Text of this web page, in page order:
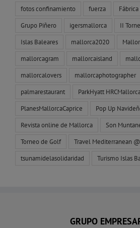
fotos confinamiento fuerza
Grupo Piñero igersmallorca II
Islas Baleares mallorca2020
mallorcagram mallorcaisland
mallorcalovers mallorcaphotographer
palmarestaurant ParkHyatt
PlanesMallorcaCaprice Pop Up
Revista online de Mallorca Son
Torneo de Golf Travel Mediterranean
tsunamidelasolidaridad Turismo Islas
GRUPO